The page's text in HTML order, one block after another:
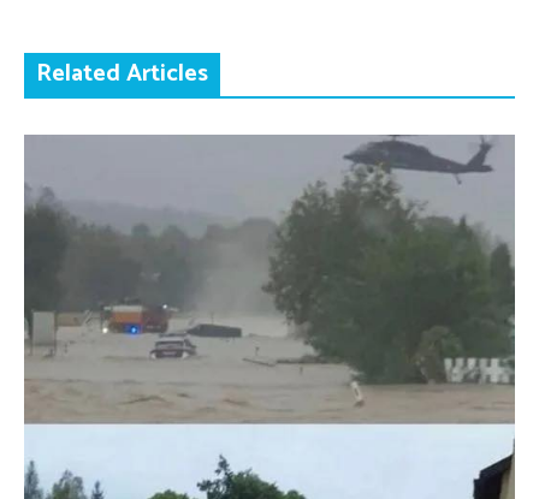
Related Articles